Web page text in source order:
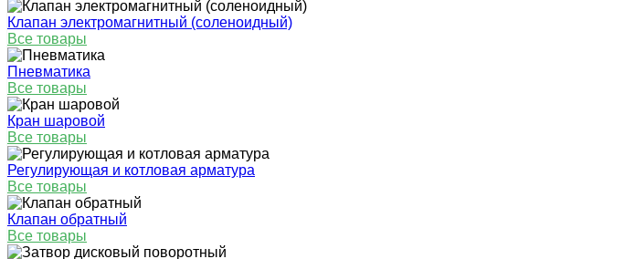
Клапан электромагнитный (соленоидный)
Все товары
Пневматика
Все товары
Кран шаровой
Все товары
Регулирующая и котловая арматура
Все товары
Клапан обратный
Все товары